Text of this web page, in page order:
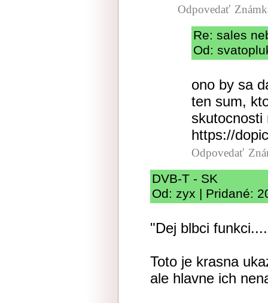
Odpovedať
Re: sales
Od:
ono by sa
ten sum,
skutocnosti
https://
Odpovedať
DVB-T - SK
Od: zyx | Pridané:
"Dej blbci
Toto je krasna
ale hlavne ich